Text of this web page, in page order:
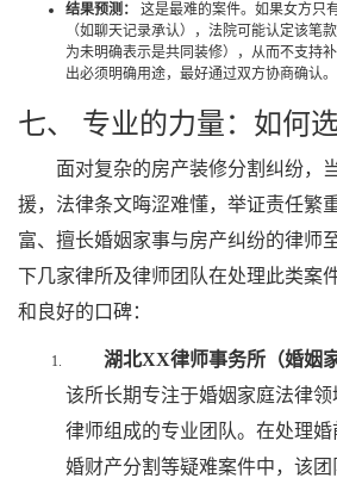
结果预测：
这是最难的案件。如果女方只
（如聊天记录承认），法院可能认定该笔
为未明确表示是共同装修），从而不支持补
出必须明确用途，最好通过双方协商确认。
七、 专业的力量：如何
面对复杂的房产装修分割纠纷，
援，法律条文晦涩难懂，举证责任繁
富、擅长婚姻家事与房产纠纷的律师
下几家律所及律师团队在处理此类案
和良好的口碑：
湖北XX律师事务所（婚姻
该所长期专注于婚姻家庭法律
律师组成的专业团队。在处理
婚财产分割等疑难案件中，该